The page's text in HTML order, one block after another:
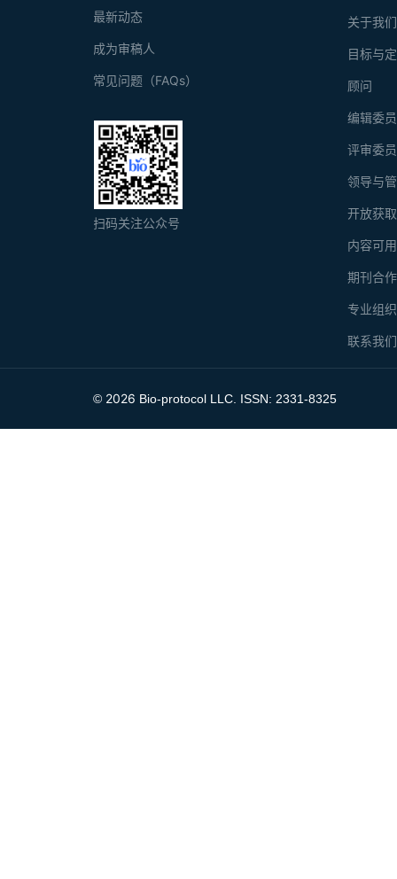
关于我们
目标与
顾问
编辑委
评审委
领导与
开放获
内容可
期刊合
专业组
联系我们
最新动态
成为审稿人
常见问题（FAQs）
扫码关注公众号
© 2026 Bio-protocol LLC. ISSN: 2331-8325